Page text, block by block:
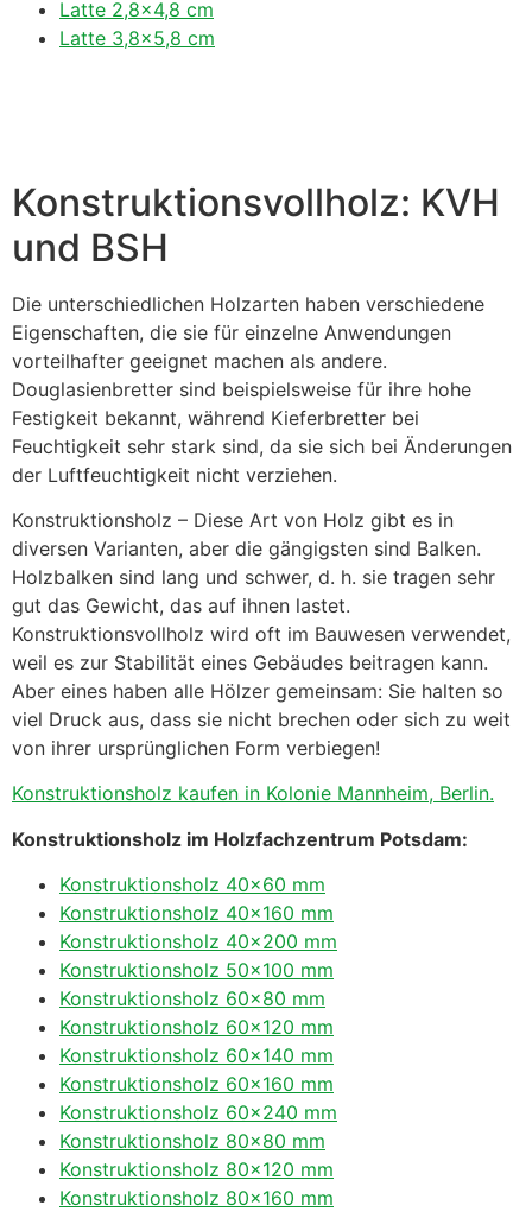
Latte 2,8×4,8 cm
Latte 3,8×5,8 cm
Konstruktionsvollholz: KVH
und BSH
Die unterschiedlichen Holzarten haben verschiedene
Eigenschaften, die sie für einzelne Anwendungen
vorteilhafter geeignet machen als andere.
Douglasienbretter sind beispielsweise für ihre hohe
Festigkeit bekannt, während Kieferbretter bei
Feuchtigkeit sehr stark sind, da sie sich bei Änderungen
der Luftfeuchtigkeit nicht verziehen.
Konstruktionsholz – Diese Art von Holz gibt es in
diversen Varianten, aber die gängigsten sind Balken.
Holzbalken sind lang und schwer, d. h. sie tragen sehr
gut das Gewicht, das auf ihnen lastet.
Konstruktionsvollholz wird oft im Bauwesen verwendet,
weil es zur Stabilität eines Gebäudes beitragen kann.
Aber eines haben alle Hölzer gemeinsam: Sie halten so
viel Druck aus, dass sie nicht brechen oder sich zu weit
von ihrer ursprünglichen Form verbiegen!
Konstruktionsholz kaufen in Kolonie Mannheim, Berlin.
Konstruktionsholz im Holzfachzentrum Potsdam:
Konstruktionsholz 40×60 mm
Konstruktionsholz 40×160 mm
Konstruktionsholz 40×200 mm
Konstruktionsholz 50×100 mm
Konstruktionsholz 60×80 mm
Konstruktionsholz 60×120 mm
Konstruktionsholz 60×140 mm
Konstruktionsholz 60×160 mm
Konstruktionsholz 60×240 mm
Konstruktionsholz 80×80 mm
Konstruktionsholz 80×120 mm
Konstruktionsholz 80×160 mm